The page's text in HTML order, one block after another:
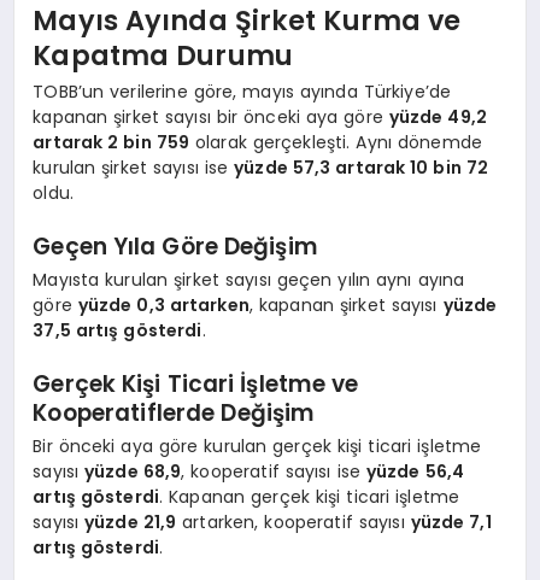
Mayıs Ayında Şirket Kurma ve
Kapatma Durumu
TOBB’un verilerine göre, mayıs ayında Türkiye’de
kapanan şirket sayısı bir önceki aya göre yüzde 49,2
artarak 2 bin 759 olarak gerçekleşti. Aynı dönemde
kurulan şirket sayısı iseyüzde 57,3 artarak 10 bin 72
oldu.
Geçen Yıla Göre Değişim
Mayısta kurulan şirket sayısı geçen yılın aynı ayına
göre yüzde 0,3 artarken, kapanan şirket sayısı yüzde
37,5 artış gösterdi.
Gerçek Kişi Ticari İşletme ve
Kooperatiflerde Değişim
Bir önceki aya göre kurulan gerçek kişi ticari işletme
sayısıyüzde 68,9, kooperatif sayısı ise yüzde 56,4
artış gösterdi. Kapanan gerçek kişi ticari işletme
sayısıyüzde 21,9 artarken, kooperatif sayısı yüzde 7,1
artış gösterdi.